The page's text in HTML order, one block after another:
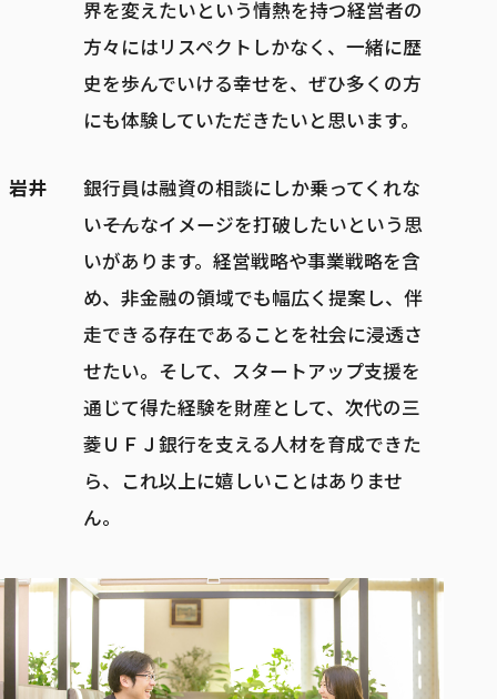
界を変えたいという情熱を持つ経営者の
方々にはリスペクトしかなく、一緒に歴
史を歩んでいける幸せを、ぜひ多くの方
にも体験していただきたいと思います。
岩井
銀行員は融資の相談にしか乗ってくれな
い――そんなイメージを打破したいという思
いがあります。経営戦略や事業戦略を含
め、非金融の領域でも幅広く提案し、伴
走できる存在であることを社会に浸透さ
せたい。そして、スタートアップ支援を
通じて得た経験を財産として、次代の三
菱ＵＦＪ銀行を支える人材を育成できた
ら、これ以上に嬉しいことはありませ
ん。